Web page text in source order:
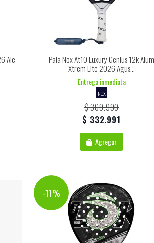
Ale
Pala Nox At10 Luxury Genius 12k Alum
Xtrem Lite 2026 Agus...
Entrega inmediata
NOX
$ 369.990
$ 332.991
Agregar
-11%